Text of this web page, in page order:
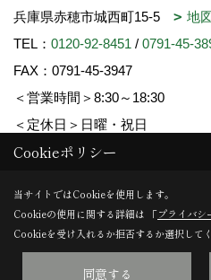
兵庫県赤穂市城西町15-5
地
TEL： 0120-92-8451 / 0791-45-
FAX：0791-45-3947
＜営業時間＞8:30～18:30
＜定休日＞日曜・祝日
Copyright (c) SAKAE-KENCHIKU. All
Produced byゴデスクリエイト
Cookieポリシー
当サイトではCookieを使用します。
Cookieの使用に関する詳細は 「プライバシ
Cookieを受け入れるか拒否するか選択して
同意する